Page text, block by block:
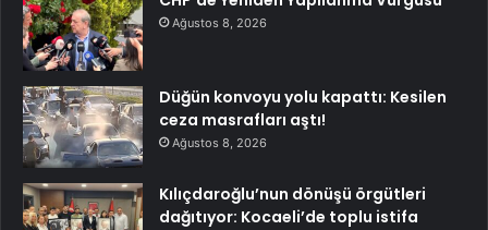
Ağustos 8, 2026
Düğün konvoyu yolu kapattı: Kesilen
ceza masrafları aştı!
Ağustos 8, 2026
Kılıçdaroğlu’nun dönüşü örgütleri
dağıtıyor: Kocaeli’de toplu istifa